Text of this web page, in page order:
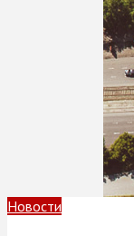
Новости